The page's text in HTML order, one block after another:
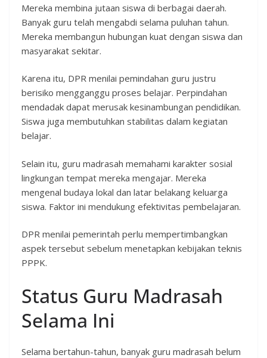
Mereka membina jutaan siswa di berbagai daerah.
Banyak guru telah mengabdi selama puluhan tahun.
Mereka membangun hubungan kuat dengan siswa dan
masyarakat sekitar.
Karena itu, DPR menilai pemindahan guru justru
berisiko mengganggu proses belajar. Perpindahan
mendadak dapat merusak kesinambungan pendidikan.
Siswa juga membutuhkan stabilitas dalam kegiatan
belajar.
Selain itu, guru madrasah memahami karakter sosial
lingkungan tempat mereka mengajar. Mereka
mengenal budaya lokal dan latar belakang keluarga
siswa. Faktor ini mendukung efektivitas pembelajaran.
DPR menilai pemerintah perlu mempertimbangkan
aspek tersebut sebelum menetapkan kebijakan teknis
PPPK.
Status Guru Madrasah
Selama Ini
Selama bertahun-tahun, banyak guru madrasah belum